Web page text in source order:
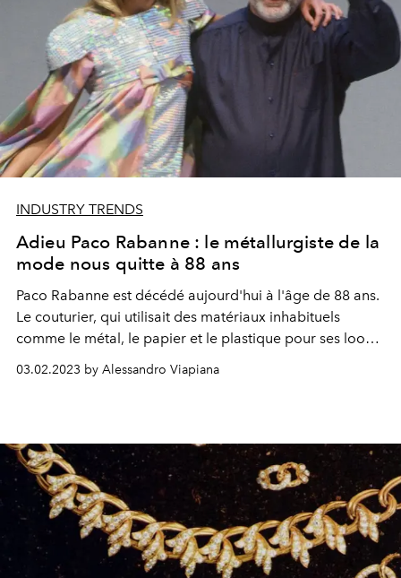
INDUSTRY TRENDS
Adieu Paco Rabanne : le métallurgiste de la
mode nous quitte à 88 ans
Paco Rabanne est décédé aujourd'hui à l'âge de 88 ans.
Le couturier, qui utilisait des matériaux inhabituels
comme le métal, le papier et le plastique pour ses looks,
comme le « métallurgiste de la mode ».
03.02.2023 by Alessandro Viapiana